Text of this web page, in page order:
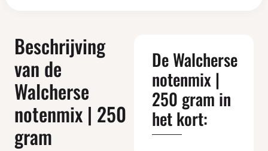
Beschrijving
van de
Walcherse
notenmix | 250
gram
De Walcherse
notenmix |
250 gram in
het kort: